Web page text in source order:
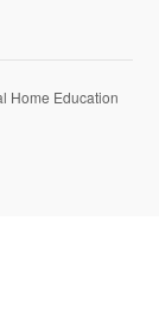
Home Education